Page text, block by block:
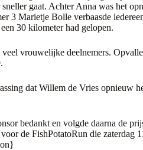
gaat. Achter Anna was het
3 Marietje Bolle verbaasde
30 kilometer had gelopen.
vrouwelijke deelnemers.
dat Willem de Vries opnieuw
bedankt en volgde daarna de
de FishPotatoRun die zaterdag